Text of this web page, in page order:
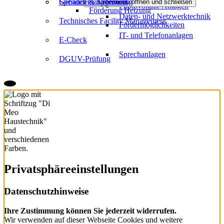
Photovoltaik-Anlagen
Fördermöglichkeiten
Untermenü öffnen und schließen
Daten- und Netzwerktechnik
IT- und Telefonanlagen
Sprechanlagen
Förderung Heizung
Technisches Facility Management
E-Check
DGUV-Prüfung
Privatsphäre­einstellungen
Datenschutzhinweise
Ihre Zustimmung können Sie jederzeit widerrufen.
Wir verwenden auf dieser Webseite Cookies und weitere